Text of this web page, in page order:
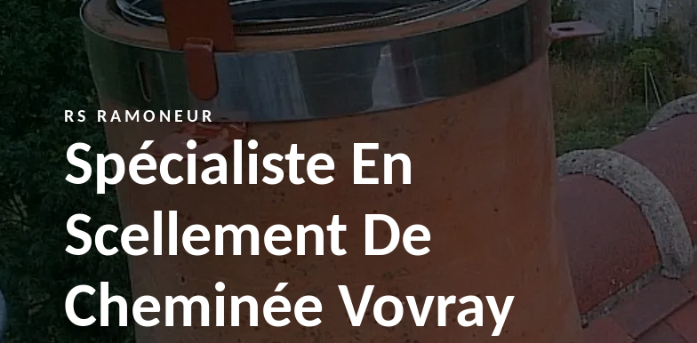
RS RAMONEUR
Spécialiste En
Scellement De
Cheminée Vovray